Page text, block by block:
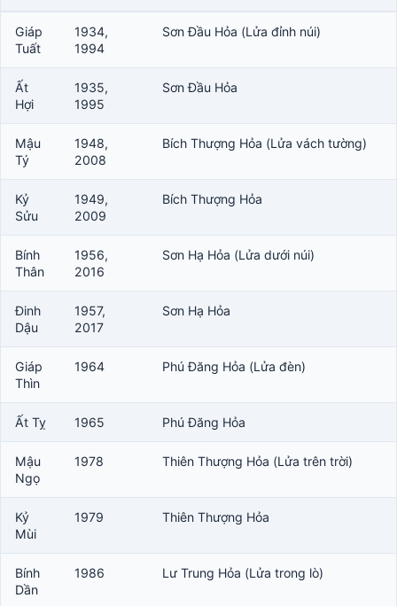
Giáp
Tuất
1934,
1994
Sơn Đầu Hỏa (Lửa đỉnh núi)
Ất
Hợi
1935,
1995
Sơn Đầu Hỏa
Mậu
Tý
1948,
2008
Bích Thượng Hỏa (Lửa vách tường)
Kỷ
Sửu
1949,
2009
Bích Thượng Hỏa
Bính
Thân
1956,
2016
Sơn Hạ Hỏa (Lửa dưới núi)
Đinh
Dậu
1957,
2017
Sơn Hạ Hỏa
Giáp
Thìn
1964 Phú Đăng Hỏa (Lửa đèn)
Ất Tỵ 1965 Phú Đăng Hỏa
Mậu
Ngọ
1978 Thiên Thượng Hỏa (Lửa trên trời)
Kỷ
Mùi
1979 Thiên Thượng Hỏa
Bính
Dần
1986 Lư Trung Hỏa (Lửa trong lò)